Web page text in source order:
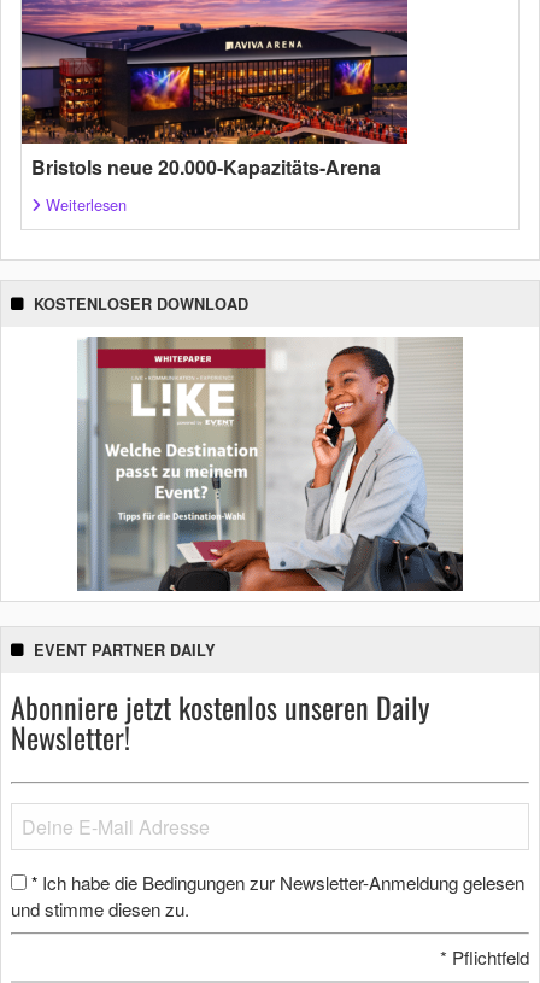
Bristols neue 20.000-Kapazitäts-Arena
Weiterlesen
KOSTENLOSER DOWNLOAD
EVENT PARTNER DAILY
Abonniere jetzt kostenlos unseren Daily
Newsletter!
* Ich habe die Bedingungen zur Newsletter-Anmeldung gelesen
und stimme diesen zu.
* Pflichtfeld